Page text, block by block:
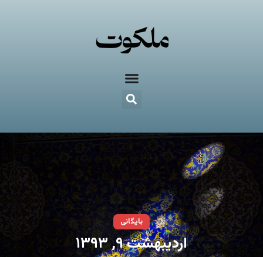
بایگانی
اردیبهشت ۹, ۱۳۹۳